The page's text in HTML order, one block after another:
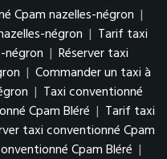
Cpam nazelles-négron |
négron | Tarif taxi
négron | Réserver taxi
| Commander un taxi à
| Taxi conventionné
Cpam Bléré | Tarif taxi
taxi conventionné Cpam
Cpam Bléré |